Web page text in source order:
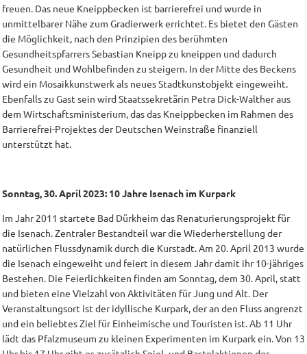
freuen. Das neue Kneippbecken ist barrierefrei und wurde in
unmittelbarer Nähe zum Gradierwerk errichtet. Es bietet den Gästen
die Möglichkeit, nach den Prinzipien des berühmten
Gesundheitspfarrers Sebastian Kneipp zu kneippen und dadurch
Gesundheit und Wohlbefinden zu steigern. In der Mitte des Beckens
wird ein Mosaikkunstwerk als neues Stadtkunstobjekt eingeweiht.
Ebenfalls zu Gast sein wird Staatssekretärin Petra Dick-Walther aus
dem Wirtschaftsministerium, das das Kneippbecken im Rahmen des
Barrierefrei-Projektes der Deutschen Weinstraße finanziell
unterstützt hat.
Sonntag, 30. April 2023: 10 Jahre Isenach im Kurpark
Im Jahr 2011 startete Bad Dürkheim das Renaturierungsprojekt für
die Isenach. Zentraler Bestandteil war die Wiederherstellung der
natürlichen Flussdynamik durch die Kurstadt. Am 20. April 2013 wurde
die Isenach eingeweiht und feiert in diesem Jahr damit ihr 10-jähriges
Bestehen. Die Feierlichkeiten finden am Sonntag, dem 30. April, statt
und bieten eine Vielzahl von Aktivitäten für Jung und Alt. Der
Veranstaltungsort ist der idyllische Kurpark, der an den Fluss angrenzt
und ein beliebtes Ziel für Einheimische und Touristen ist. Ab 11 Uhr
lädt das Pfalzmuseum zu kleinen Experimenten im Kurpark ein. Von 13